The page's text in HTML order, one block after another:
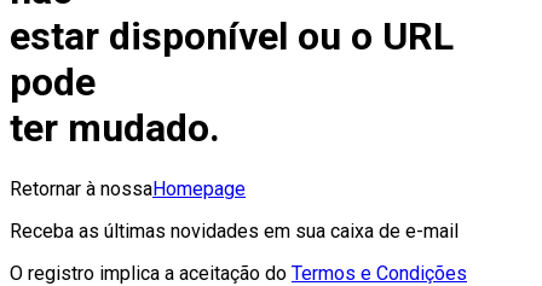
estar disponível ou o URL
pode
ter mudado.
Retornar à nossaHomepage
Receba as últimas novidades em sua caixa de e-mail
O registro implica a aceitação do Termos e Condições